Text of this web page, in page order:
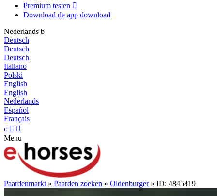
Premium testen 
Download de app download
Nederlands b
Deutsch
Deutsch
Deutsch
Italiano
Polski
English
English
Nederlands
Español
Français
c  
Menu
Paardenmarkt » Paarden zoeken » Oldenburger» ID: 4845419